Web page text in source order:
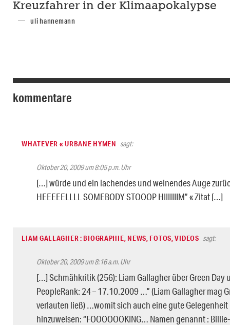
Kreuzfahrer in der Klimaapokalypse
uli hannemann
kommentare
WHATEVER « URBANE HYMEN sagt:
Oktober 20, 2009 um 8:05 p.m. Uhr
[…] würde und ein lachendes und weinendes Auge
HEEEEELLLL SOMEBODY STOOOP HIIIIIIIM” « Zitat […]
LIAM GALLAGHER : BIOGRAPHIE, NEWS, FOTOS, VIDEOS sagt:
Oktober 20, 2009 um 8:16 a.m. Uhr
[…] Schmähkritik (256): Liam Gallagher über Green
PeopleRank: 24 – 17.10.2009 …” (Liam Gallagher mag
verlauten ließ) …womit sich auch eine gute
hinzuweisen: “FOOOOOOKING… Namen genannt :